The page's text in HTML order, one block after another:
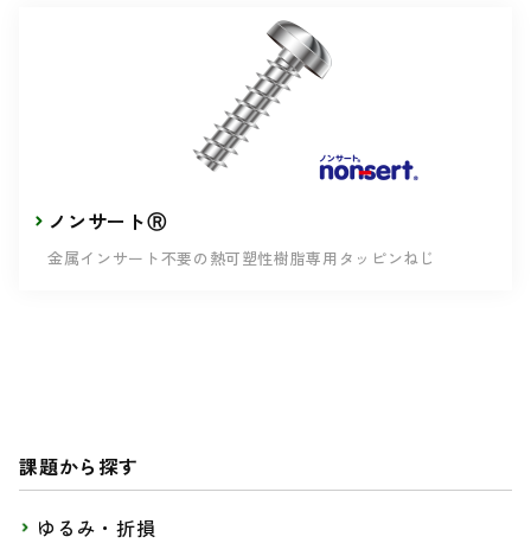
ノンサートⓇ
金属インサート不要の熱可塑性樹脂専用タッピンねじ
課題から探す
ゆるみ・折損